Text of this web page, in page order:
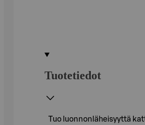
Tuotetiedot
Tuo luonnonläheisyyttä